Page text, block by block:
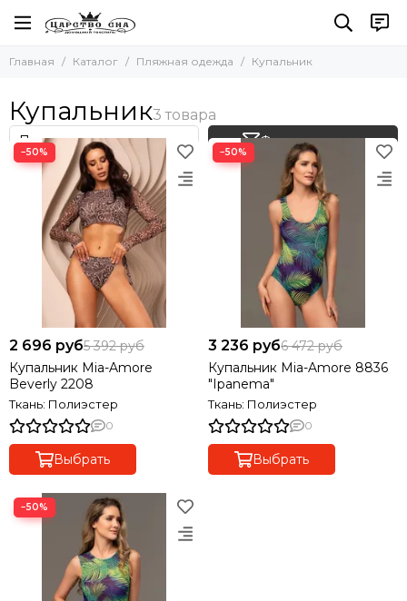
Пляжная одежда
Халаты
Туники
Комплект с шортами
Комплект с брюками
Комбинезоны
Купальник
Главная Каталог Пляжная одежда Купальник
Купальник
Фильтр товаров
−50%
2 696 руб5 392 руб
Купальник Mia-Amore
Beverly 2208
Ткань: Полиэстер
0
Выбрать
−50%
3 236 руб6 472 руб
Купальник Mia-Amore 8836
"Ipanema"
Ткань: Полиэстер
0
Выбрать
−50%